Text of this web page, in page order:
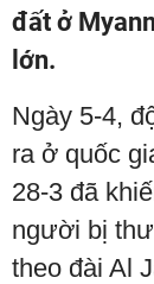
đất ở
lớn.
Ngày 5-4,
ra ở quốc
28-3 đã
người bị
theo đài Al